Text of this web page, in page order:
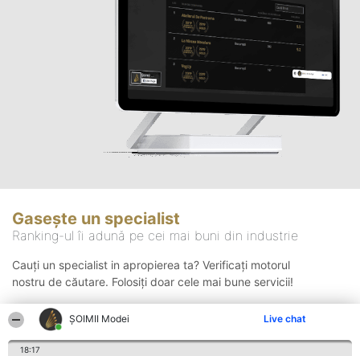
ȘOIMII Modei Live chat
18:17
Gasește un specialist
Ranking-ul îi adună pe cei mai buni din industrie
Cauți un specialist in apropierea ta? Verificați motorul
nostru de căutare. Folosiți doar cele mai bune servicii!